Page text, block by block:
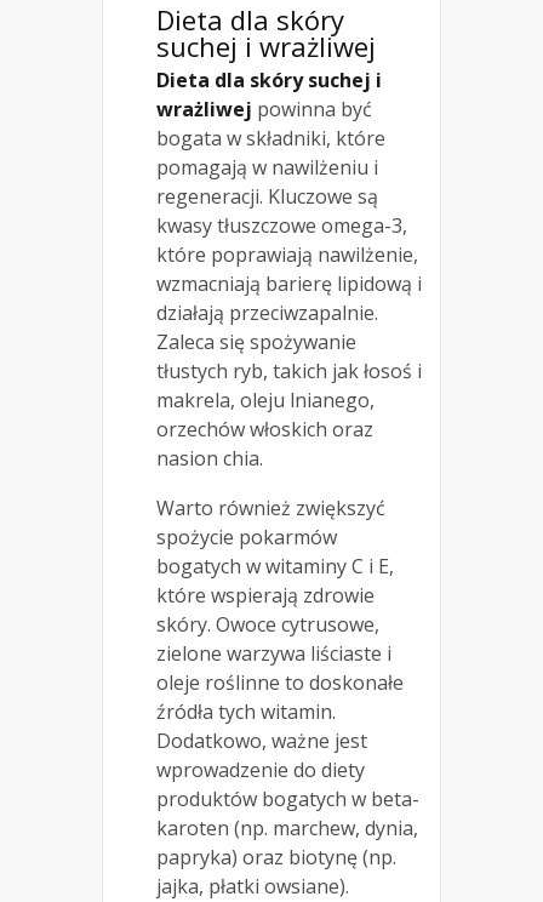
Dieta dla skóry
suchej i wrażliwej
Dieta dla skóry suchej i
wrażliwej powinna być
bogata w składniki, które
pomagają w nawilżeniu i
regeneracji. Kluczowe są
kwasy tłuszczowe omega-3,
które poprawiają nawilżenie,
wzmacniają barierę lipidową i
działają przeciwzapalnie.
Zaleca się spożywanie
tłustych ryb, takich jak łosoś i
makrela, oleju lnianego,
orzechów włoskich oraz
nasion chia.
Warto również zwiększyć
spożycie pokarmów
bogatych w witaminy C i E,
które wspierają zdrowie
skóry. Owoce cytrusowe,
zielone warzywa liściaste i
oleje roślinne to doskonałe
źródła tych witamin.
Dodatkowo, ważne jest
wprowadzenie do diety
produktów bogatych w beta-
karoten (np. marchew, dynia,
papryka) oraz biotynę (np.
jajka, płatki owsiane).